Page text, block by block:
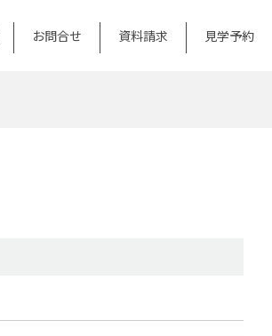
お問合せ 資料請求 見学予約